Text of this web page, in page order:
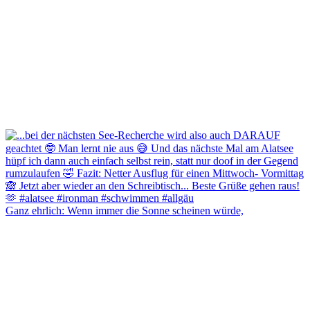
Ganz ehrlich: Wenn immer die Sonne scheinen würde,